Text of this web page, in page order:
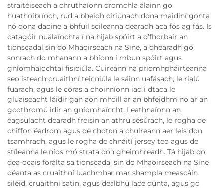
straitéiseach a chruthaíonn dromchla álainn go
huathoibríoch, rud a bheidh oiriúnach dona maidiní gonta
nó dona daoine a bhfuil scileanna dearadh aca fós ag fás. Is
catagóir nuálaíochta í na hijab spóirt a d’fhorbair an
tionscadal sin do Mhaoirseach na Síne, a dhearadh go
sonrach do mhanann a bhíonn i mbun spóirt agus
gníomhaíochtaí fisiciúla. Cuireann na príomhpháirteanna
seo isteach cruaithní teicniúla le sáinn uafásach, le rialú
fuarach, agus le córas a choinníonn iad i dtaca le
gluaiseacht láidir gan aon mhoill ar an bhfeidhm nó ar an
gcothromú idir an gníomhaíocht. Leathnaíonn an
éagsúlacht dearadh freisin an athrú sésúrach, le rogha de
chiffon éadrom agus de choton a chuireann aer leis don
tsamhradh, agus le rogha de chnáití jersey teo agus de
stíleanna le níos mó strata don gheimhreadh. Tá hijab do
dea-ocais forálta sa tionscadal sin do Mhaoirseach na Síne
déanta as cruaithní luachmhar mar shampla meascáin
siléid, cruaithní satin, agus dealbhú lace dúnta, agus go